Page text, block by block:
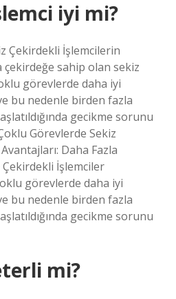
iyi mi?
Çekirdekli İşlemcilerin
çekirdeğe sahip olan sekiz
görevlerde daha iyi
bu nedenle birden fazla
gecikme sorunu
Görevlerde Sekiz
Daha Fazla
İşlemciler
görevlerde daha iyi
bu nedenle birden fazla
gecikme sorunu
mi?